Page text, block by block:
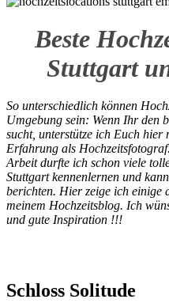
Beste
Stuttgart
So unterschiedlich können
Umgebung sein: Wenn Ihr den
sucht, unterstütze ich Euch hier
Erfahrung als
Arbeit durfte ich schon viele
Stuttgart kennenlernen und
berichten. Hier zeige ich einige
meinem Hochzeitsblog. Ich
und gute Inspiration !!!
Schloss Solitude